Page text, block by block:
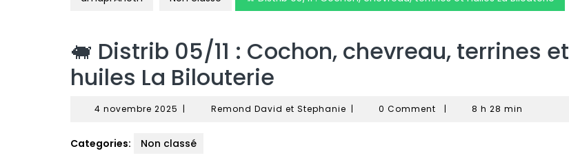
🐖 Distrib 05/11 : Cochon, chevreau, terrines et
huiles La Bilouterie
4 novembre 2025 4| Remond David et StephanieRemond
| 0 Comment | 8 h 28 min
Categories: Non classé